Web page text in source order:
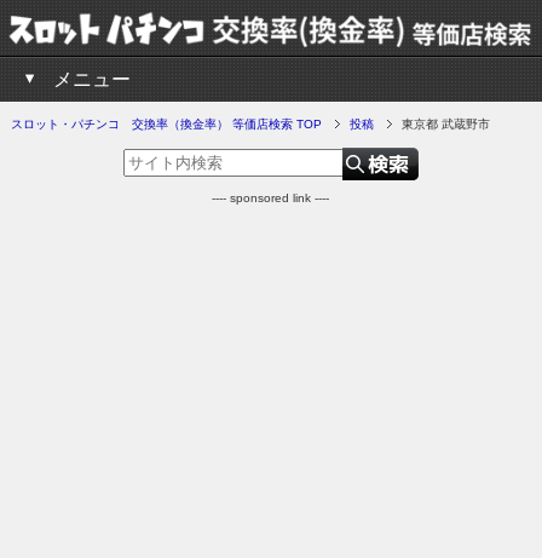
メニュー
スロット・パチンコ 交換率（換金率） 等価店検索 TOP 投稿 東京都 武蔵野市
---- sponsored link ----